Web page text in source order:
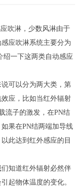
吹淋，少数风淋由于
应吹淋系统主要分为
绍一下这两类自动感应
可以分为两大类，第
应，比如当红外辐射
流子的激发，在PN结
果在PN结两端加导线
此达到红外感应的目
知道红外辐射必然伴
起物体温度的变化。